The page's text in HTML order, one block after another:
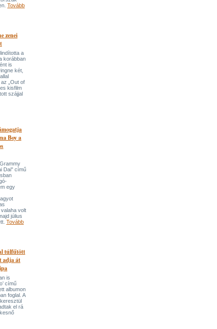
Tovább
zenei
a
korábban
is
két,
„Out of
kisfilm
szájjal
Boy a
Dai" című
egy
volt
július
Tovább
túlfűtött
adja át
is
című
albumon
foglal. A
el rá